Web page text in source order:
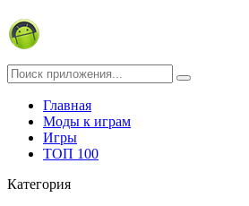
Главная
Моды к играм
Игры
ТОП 100
Категория